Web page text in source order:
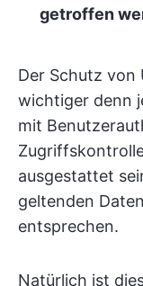
getroffen
Der Schutz von
wichtiger denn
mit
ausgestattet
geltenden
entsprechen.
Natürlich ist